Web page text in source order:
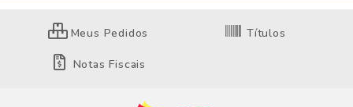
Meus Pedidos Títulos
Notas Fiscais